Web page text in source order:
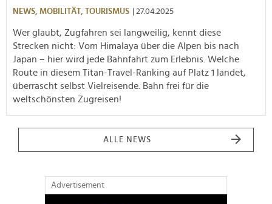
NEWS, MOBILITÄT, TOURISMUS | 27.04.2025
Wer glaubt, Zugfahren sei langweilig, kennt diese
Strecken nicht: Vom Himalaya über die Alpen bis nach
Japan – hier wird jede Bahnfahrt zum Erlebnis. Welche
Route in diesem Titan-Travel-Ranking auf Platz 1 landet,
überrascht selbst Vielreisende. Bahn frei für die
weltschönsten Zugreisen!
ALLE NEWS
Advertisement